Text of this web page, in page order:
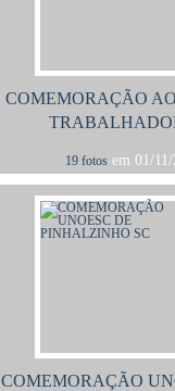
COMEMORAÇÃO
19 fotos em 01/
COMEMORAÇÃO